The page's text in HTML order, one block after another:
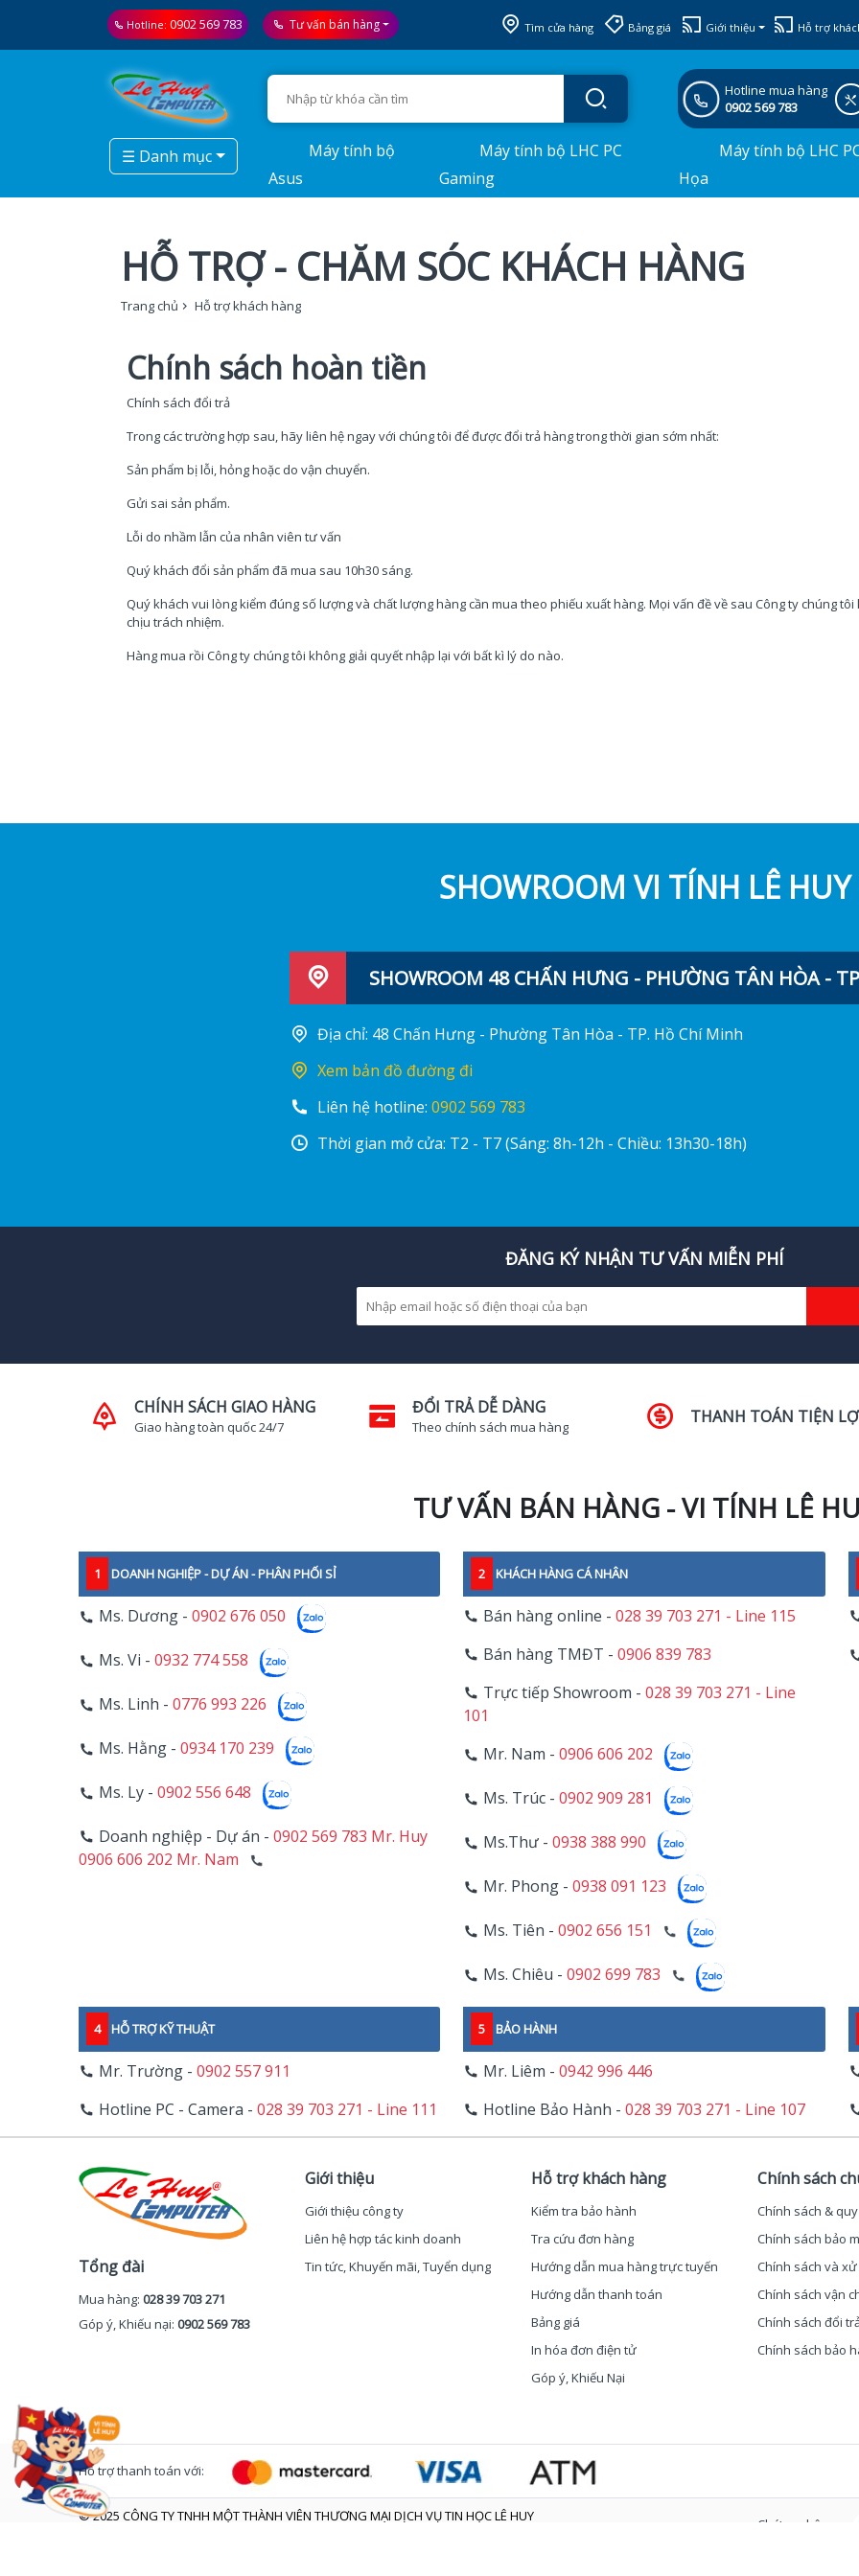
Hotline: 0902 569 783 Tư vấn bán hàng Tìm cửa hàng Bảng giá Giới thiệu Hỗ trợ
Hotline mua hàng
0902 569 783
☰ Danh mục
Máy tính bộ
Asus
Máy tính bộ LHC PC
Gaming
Máy tính bộ LHC
Họa
HỖ TRỢ - CHĂM SÓC KHÁCH HÀNG
Trang chủ Hỗ trợ khách hàng
Chính sách hoàn tiền
Chính sách đổi trả
Trong các trường hợp sau, hãy liên hệ ngay với chúng tôi để được đổi trả hàng trong thời gian sớm nhất:
Sản phẩm bị lỗi, hỏng hoặc do vận chuyển.
Gửi sai sản phẩm.
Lỗi do nhầm lẫn của nhân viên tư vấn
Quý khách đổi sản phẩm đã mua sau 10h30 sáng.
Quý khách vui lòng kiểm đúng số lượng và chất lượng hàng cần mua theo phiếu xuất hàng. Mọi vấn đề về sau Công ty chúng tôi
chịu trách nhiệm.
Hàng mua rồi Công ty chúng tôi không giải quyết nhập lại với bất kì lý do nào.
SHOWROOM VI TÍNH LÊ HUY
SHOWROOM 48 CHẤN HƯNG - PHƯỜNG TÂN HÒA -
Địa chỉ: 48 Chấn Hưng - Phường Tân Hòa - TP. Hồ Chí Minh
Xem bản đồ đường đi
Liên hệ hotline: 0902 569 783
Thời gian mở cửa: T2 - T7 (Sáng: 8h-12h - Chiều: 13h30-18h)
ĐĂNG KÝ NHẬN TƯ VẤN MIỄN PHÍ
CHÍNH SÁCH GIAO HÀNG
Giao hàng toàn quốc 24/7
ĐỔI TRẢ DỄ DÀNG
Theo chính sách mua hàng
THANH TOÁN TIỆN
TƯ VẤN BÁN HÀNG - VI TÍNH LÊ
1 DOANH NGHIỆP - DỰ ÁN - PHÂN PHỐI SỈ
Ms. Dương - 0902 676 050
Ms. Vi - 0932 774 558
Ms. Linh - 0776 993 226
Ms. Hằng - 0934 170 239
Ms. Ly - 0902 556 648
Doanh nghiệp - Dự án - 0902 569 783 Mr. Huy
0906 606 202 Mr. Nam
2 KHÁCH HÀNG CÁ NHÂN
Bán hàng online -028 39 703 271 - Line 115
Bán hàng TMĐT -0906 839 783
Trực tiếp Showroom -028 39 703 271 - Line
101
Mr. Nam -0906 606 202
Ms. Trúc -0902 909 281
Ms.Thư -0938 388 990
Mr. Phong -0938 091 123
Ms. Tiên -0902 656 151
Ms. Chiêu -0902 699 783
4 HỖ TRỢ KỸ THUẬT
Mr. Trường - 0902 557 911
Hotline PC - Camera - 028 39 703 271 - Line 111
5 BẢO HÀNH
Mr. Liêm -0942 996 446
Hotline Bảo Hành -028 39 703 271 - Line 107
Tổng đài
Mua hàng: 028 39 703 271
Góp ý, Khiếu nại: 0902 569 783
Giới thiệu
Giới thiệu công ty
Liên hệ hợp tác kinh doanh
Tin tức, Khuyến mãi, Tuyển dụng
Hỗ trợ khách hàng
Kiểm tra bảo hành
Tra cứu đơn hàng
Hướng dẫn mua hàng trực tuyến
Hướng dẫn thanh toán
Bảng giá
In hóa đơn điện tử
Góp ý, Khiếu Nại
Chính sách
Chính sách &
Chính sách bảo
Chính sách và
Chính sách vận
Chính sách đổi
Chính sách bảo
Hỗ trợ thanh toán với:
© 2025 CÔNG TY TNHH MỘT THÀNH VIÊN THƯƠNG MẠI DỊCH VỤ TIN HỌC LÊ HUY
Chứng nhận